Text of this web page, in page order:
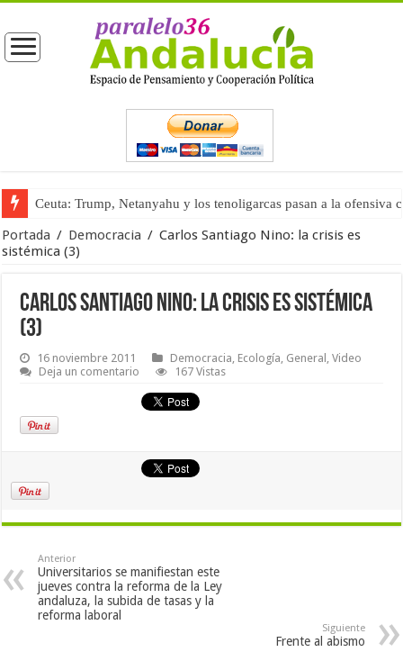
Ceuta: Trump, Netanyahu y los tenoligarcas pasan a la ofensiva
La masificación turística (tercera parte)
Portada / Democracia / Carlos Santiago Nino: la crisis es
sistémica (3)
Carlos Santiago Nino: la crisis es sistémica
(3)
16 noviembre 2011 Democracia, Ecología, General ,Video
Deja un comentario
167 Vistas
Anterior
Universitarios se manifiestan este
jueves contra la reforma de la Ley
andaluza, la subida de tasas y la
reforma laboral
Siguiente
Frente al abismo